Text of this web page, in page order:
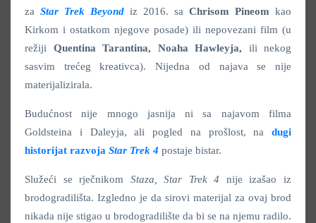
za Star Trek Beyond iz 2016. sa Chrisom Pineom kao
Kirkom i ostatkom njegove posade) ili nepovezani film (u
režiji Quentina Tarantina, Noaha Hawleyja, ili nekog
sasvim trećeg kreativca). Nijedna od najava se nije
materijalizirala.
Budućnost nije mnogo jasnija ni sa najavom filma
Goldsteina i Daleyja, ali pogled na prošlost, na dugi
historijat razvoja Star Trek 4 postaje bistar.
Služeći se rječnikom Staza,Star Trek 4 nije izašao iz
brodogradilišta. Izgledno je da sirovi materijal za ovaj brod
nikada nije stigao u brodogradilište da bi se na njemu radilo.